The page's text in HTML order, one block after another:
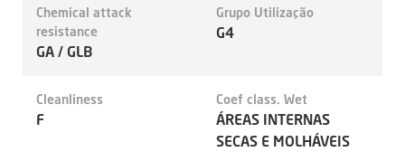
Chemical attack
resistance
GA / GLB
Grupo Utilização
G4
Cleanliness
F
Coef class. Wet
ÁREAS INTERNAS
SECAS E MOLHÁVEIS